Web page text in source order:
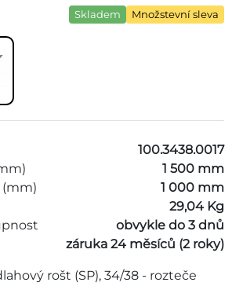
Skladem Množstevní sleva
100.3438.0017
1 500 mm
(mm)
1 000 mm
29,04 Kg
obvykle do 3 dnů
záruka 24 měsíců (2 roky)
rošt (SP), 34/38 - rozteče